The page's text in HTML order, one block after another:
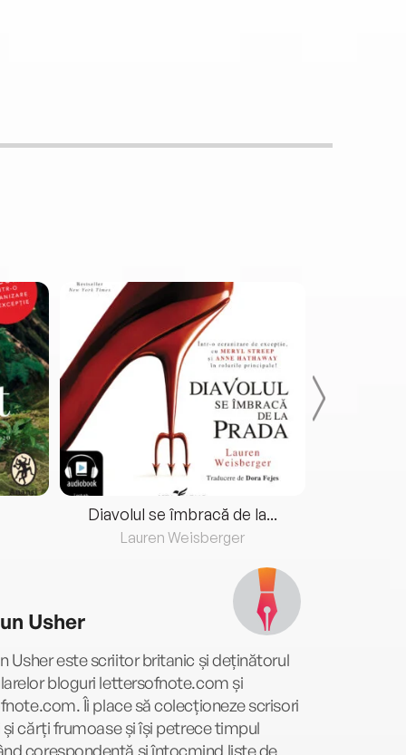
Diavolul se îmbracă de la...
Lauren Weisberger
Usher
Usher este scriitor britanic și deținătorul
bloguri lettersofnote.com și
Îi place să colecționeze scrisori
și cărți frumoase și își petrece timpul
corespondență și întocmind liste de